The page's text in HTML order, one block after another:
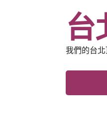
台
我們的台